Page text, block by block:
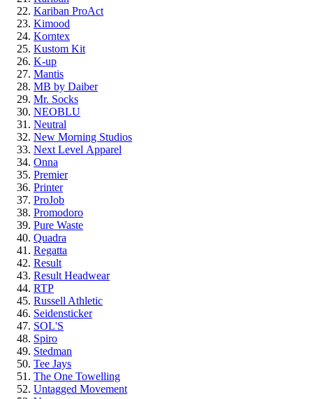
Kariban ProAct
Kimood
Korntex
Kustom Kit
K-up
Mantis
MB by Daiber
Mr. Socks
NEOBLU
Neutral
New Morning Studios
Next Level Apparel
Onna
Premier
Printer
ProJob
Promodoro
Pure Waste
Quadra
Regatta
Result
Result Headwear
RTP
Russell Athletic
Seidensticker
SOL'S
Spiro
Stedman
Tee Jays
The One Towelling
Untagged Movement